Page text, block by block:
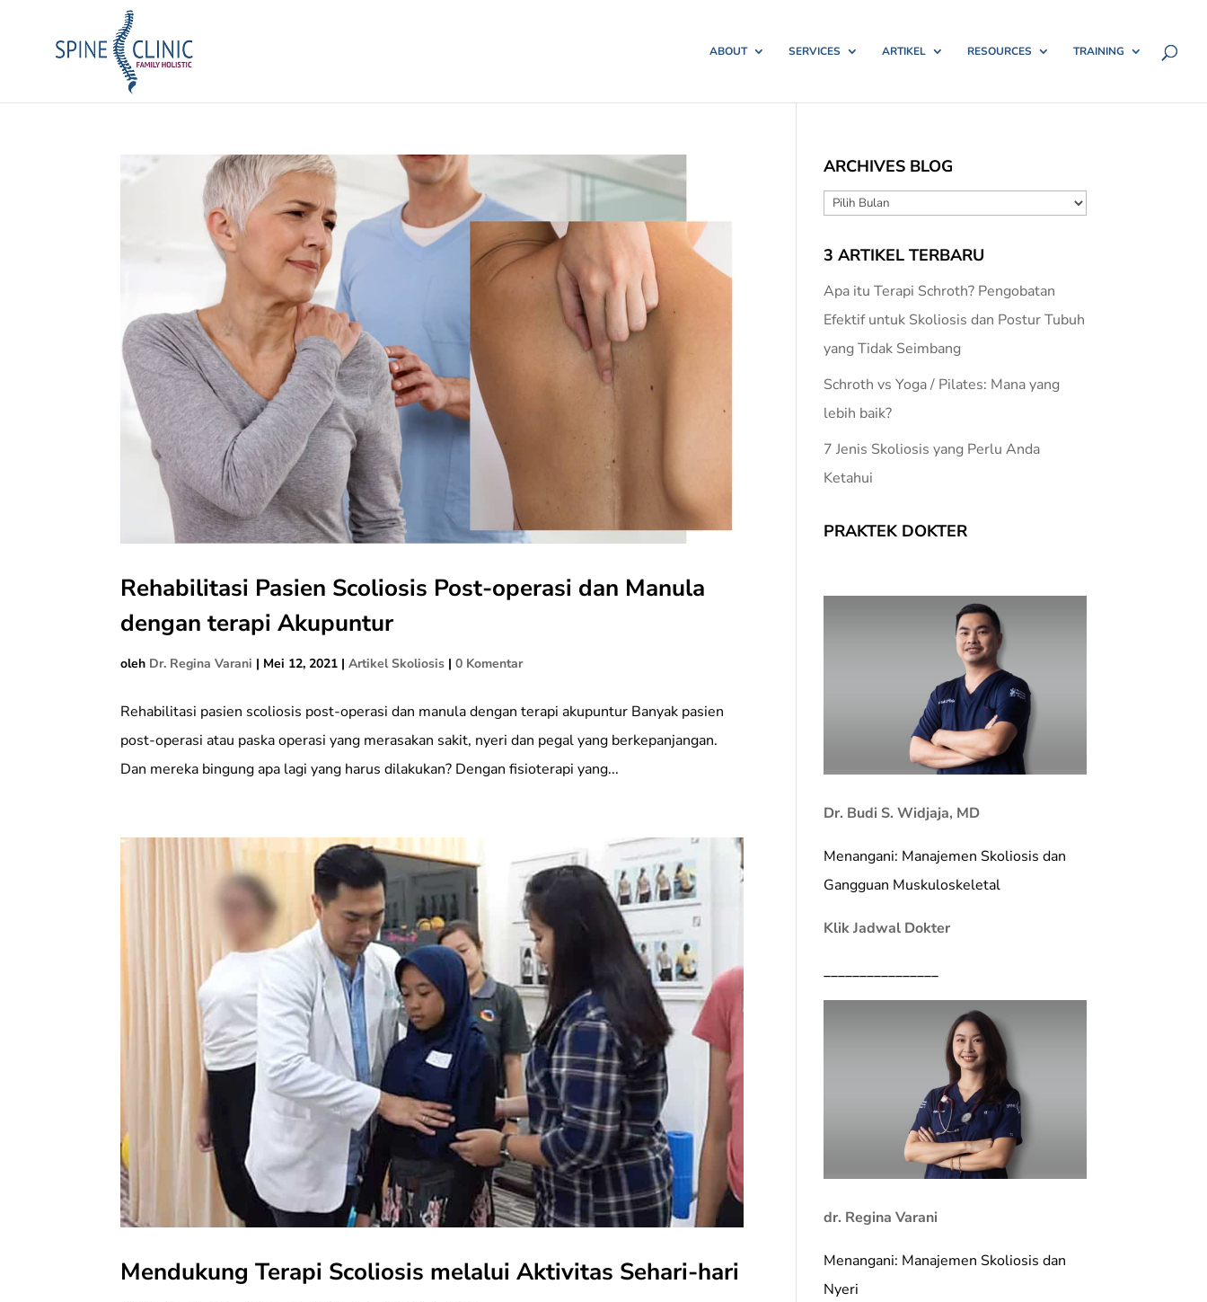
ABOUT SERVICES ARTIKEL RESOURCES TRAINING
Rehabilitasi Pasien Scoliosis Post-operasi dan Manula
dengan terapi Akupuntur
oleh Dr. Regina Varani | Mei 12, 2021 |Artikel Skoliosis |0 Komentar
Rehabilitasi pasien scoliosis post-operasi dan manula dengan terapi akupuntur Banyak pasien
post-operasi atau paska operasi yang merasakan sakit, nyeri dan pegal yang berkepanjangan.
Dan mereka bingung apa lagi yang harus dilakukan? Dengan fisioterapi yang...
Mendukung Terapi Scoliosis melalui Aktivitas Sehari-hari
ARCHIVES BLOG
ARCHIVES
3 ARTIKEL TERBARU
Apa itu Terapi Schroth? Pengobatan
Efektif untuk Skoliosis dan Postur Tubuh
yang Tidak Seimbang
Schroth vs Yoga / Pilates: Mana yang
lebih baik?
7 Jenis Skoliosis yang Perlu Anda
Ketahui
PRAKTEK DOKTER
Dr. Budi S. Widjaja, MD
Menangani: Manajemen Skoliosis dan
Gangguan Muskuloskeletal
Klik Jadwal Dokter
________________
dr. Regina Varani
Menangani: Manajemen Skoliosis dan
Nyeri